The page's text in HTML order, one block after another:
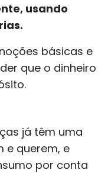
usando
básicas e
que o dinheiro
já têm uma
e querem, e
por conta